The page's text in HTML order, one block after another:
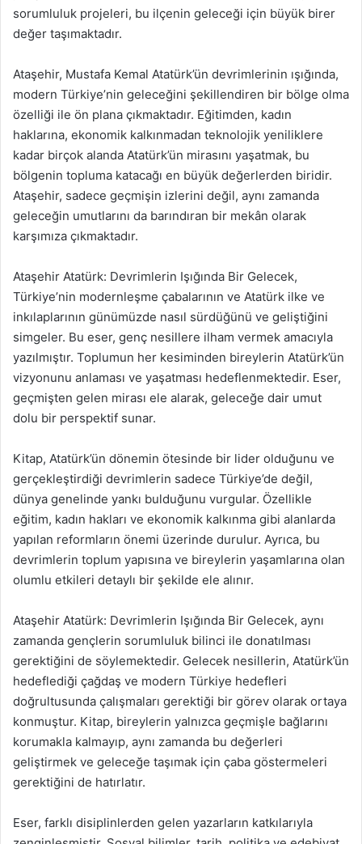
sorumluluk projeleri, bu ilçenin geleceği için büyük birer
değer taşımaktadır.
Ataşehir, Mustafa Kemal Atatürk’ün devrimlerinin ışığında,
modern Türkiye’nin geleceğini şekillendiren bir bölge olma
özelliği ile ön plana çıkmaktadır. Eğitimden, kadın
haklarına, ekonomik kalkınmadan teknolojik yeniliklere
kadar birçok alanda Atatürk’ün mirasını yaşatmak, bu
bölgenin topluma katacağı en büyük değerlerden biridir.
Ataşehir, sadece geçmişin izlerini değil, aynı zamanda
geleceğin umutlarını da barındıran bir mekân olarak
karşımıza çıkmaktadır.
Ataşehir Atatürk: Devrimlerin Işığında Bir Gelecek,
Türkiye’nin modernleşme çabalarının ve Atatürk ilke ve
inkılaplarının günümüzde nasıl sürdüğünü ve geliştiğini
simgeler. Bu eser, genç nesillere ilham vermek amacıyla
yazılmıştır. Toplumun her kesiminden bireylerin Atatürk’ün
vizyonunu anlaması ve yaşatması hedeflenmektedir. Eser,
geçmişten gelen mirası ele alarak, geleceğe dair umut
dolu bir perspektif sunar.
Kitap, Atatürk’ün dönemin ötesinde bir lider olduğunu ve
gerçekleştirdiği devrimlerin sadece Türkiye’de değil,
dünya genelinde yankı bulduğunu vurgular. Özellikle
eğitim, kadın hakları ve ekonomik kalkınma gibi alanlarda
yapılan reformların önemi üzerinde durulur. Ayrıca, bu
devrimlerin toplum yapısına ve bireylerin yaşamlarına olan
olumlu etkileri detaylı bir şekilde ele alınır.
Ataşehir Atatürk: Devrimlerin Işığında Bir Gelecek, aynı
zamanda gençlerin sorumluluk bilinci ile donatılması
gerektiğini de söylemektedir. Gelecek nesillerin, Atatürk’ün
hedeflediği çağdaş ve modern Türkiye hedefleri
doğrultusunda çalışmaları gerektiği bir görev olarak ortaya
konmuştur. Kitap, bireylerin yalnızca geçmişle bağlarını
korumakla kalmayıp, aynı zamanda bu değerleri
geliştirmek ve geleceğe taşımak için çaba göstermeleri
gerektiğini de hatırlatır.
Eser, farklı disiplinlerden gelen yazarların katkılarıyla